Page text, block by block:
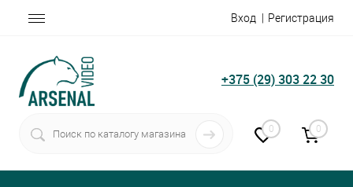
Вход Регистрация
+375 (29) 303 22 30
0 0